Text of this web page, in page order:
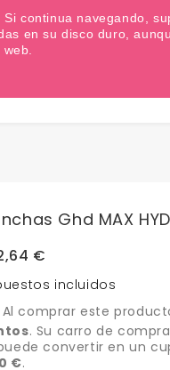
Ghd MAX
€
incluidos
Al comprar este
. Su carro de
convertir en un
€.
continua navegando,
en su disco duro,